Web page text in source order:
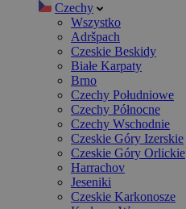
Czechy
Wszystko
Adršpach
Czeskie Beskidy
Białe Karpaty
Brno
Czechy Południowe
Czechy Północne
Czechy Wschodnie
Czeskie Góry Izerskie
Czeskie Góry Orlickie
Harrachov
Jeseniki
Czeskie Karkonosze